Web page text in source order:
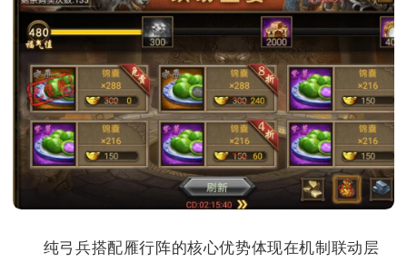
纯弓兵搭配雁行阵的核心优势体现在机制联动层